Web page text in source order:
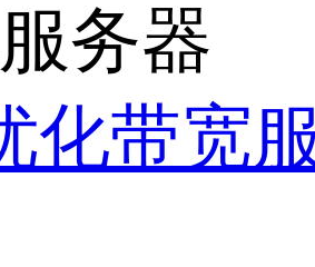
务器
化带宽